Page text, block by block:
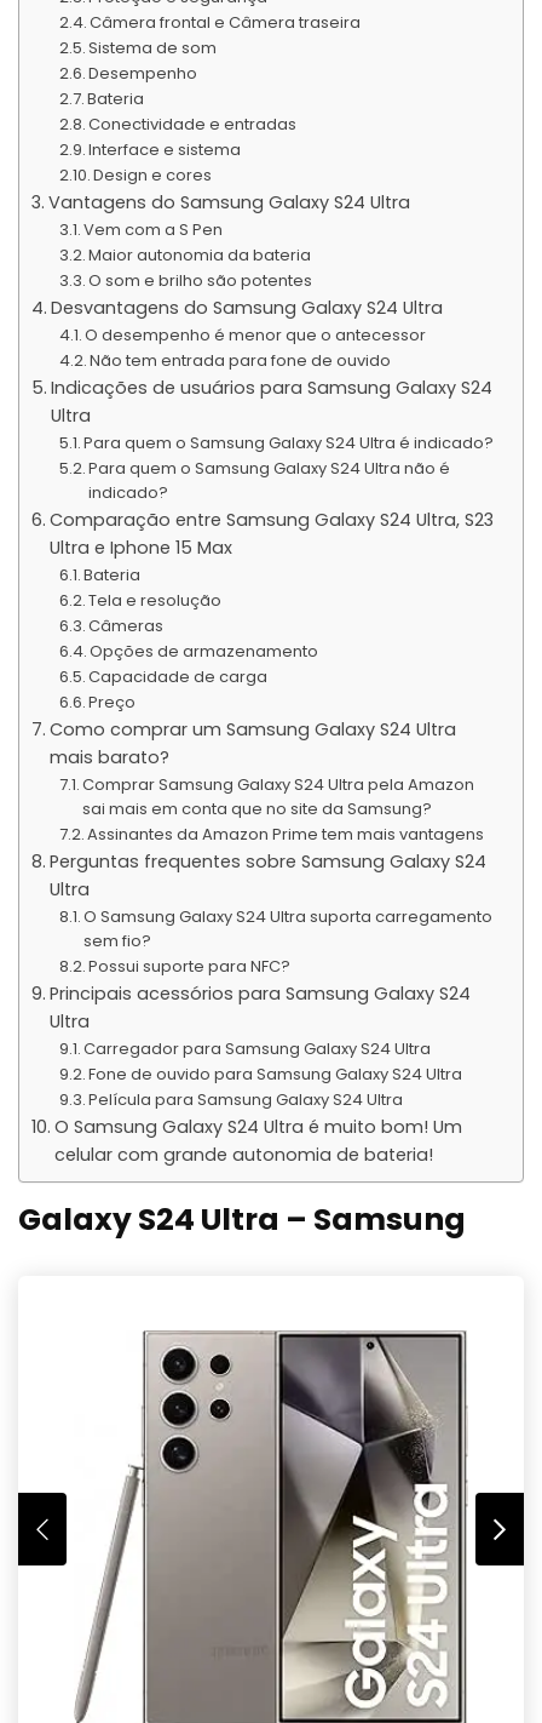
Câmera frontal e Câmera traseira
Sistema de som
Desempenho
Bateria
Conectividade e entradas
Interface e sistema
Design e cores
Vantagens do Samsung Galaxy S24 Ultra
Vem com a S Pen
Maior autonomia da bateria
O som e brilho são potentes
Desvantagens do Samsung Galaxy S24 Ultra
O desempenho é menor que o antecessor
Não tem entrada para fone de ouvido
Indicações de usuários para Samsung Galaxy S24
Ultra
Para quem o Samsung Galaxy S24 Ultra é indicado?
Para quem o Samsung Galaxy S24 Ultra não é
indicado?
Comparação entre Samsung Galaxy S24 Ultra, S23
Ultra e Iphone 15 Max
Bateria
Tela e resolução
Câmeras
Opções de armazenamento
Capacidade de carga
Preço
Como comprar um Samsung Galaxy S24 Ultra
mais barato?
Comprar Samsung Galaxy S24 Ultra pela Amazon
sai mais em conta que no site da Samsung?
Assinantes da Amazon Prime tem mais vantagens
Perguntas frequentes sobre Samsung Galaxy S24
Ultra
O Samsung Galaxy S24 Ultra suporta carregamento
sem fio?
Possui suporte para NFC?
Principais acessórios para Samsung Galaxy S24
Ultra
Carregador para Samsung Galaxy S24 Ultra
Fone de ouvido para Samsung Galaxy S24 Ultra
Película para Samsung Galaxy S24 Ultra
O Samsung Galaxy S24 Ultra é muito bom! Um
celular com grande autonomia de bateria!
Galaxy S24 Ultra – Samsung